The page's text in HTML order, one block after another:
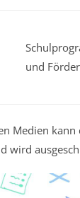
und
Medien kann
wird